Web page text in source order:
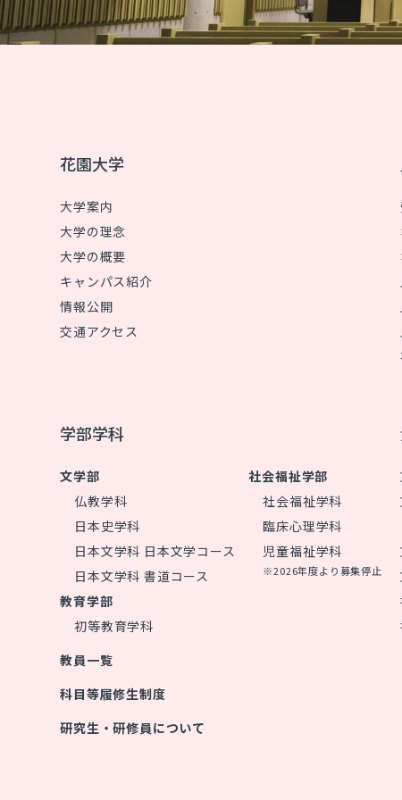
花園大学
大学案内
大学の理念
大学の概要
キャンパス紹介
情報公開
交通アクセス
学部学科
文学部
仏教学科
日本史学科
日本文学科 日本文学コース
日本文学科 書道コース
社会福祉学部
社会福祉学科
臨床心理学科
児童福祉学科
※2026年度より募集停止
教育学部
初等教育学科
教員一覧
科目等履修生制度
研究生・研修員について